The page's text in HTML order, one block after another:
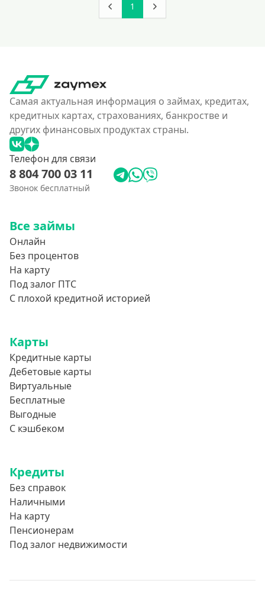
1
Самая актуальная информация о займах, кредитах,
кредитных картах, страхованиях, банкростве и
других финансовых продуктах страны.
Телефон для связи
8 804 700 03 11
Звонок бесплатный
Все займы
Онлайн
Без процентов
На карту
Под залог ПТС
С плохой кредитной историей
Карты
Кредитные карты
Дебетовые карты
Виртуальные
Бесплатные
Выгодные
С кэшбеком
Кредиты
Без справок
Наличными
На карту
Пенсионерам
Под залог недвижимости